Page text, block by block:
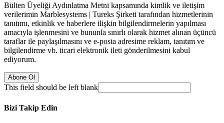
Bülten Üyeliği Aydınlatma Metni kapsamında kimlik ve iletişim
verilerimin Marblesystems | Tureks Şirketi tarafından hizmetlerinin
tanıtımı, etkinlik ve haberlere ilişkin bilgilendirmelerin yapılması
amacıyla işlenmesini ve bununla sınırlı olarak hizmet alınan üçüncü
taraflar ile paylaşılmasını ve e-posta adresime reklam, tanıtım ve
bilgilendirme vb. ticari elektronik ileti gönderilmesini kabul
ediyorum.
Abone Ol
This field should be left blank
Bizi Takip Edin